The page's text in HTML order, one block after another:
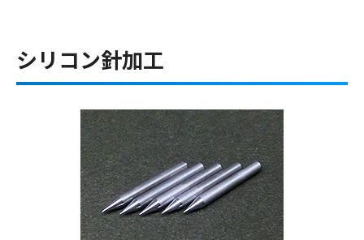
シリコン針加工